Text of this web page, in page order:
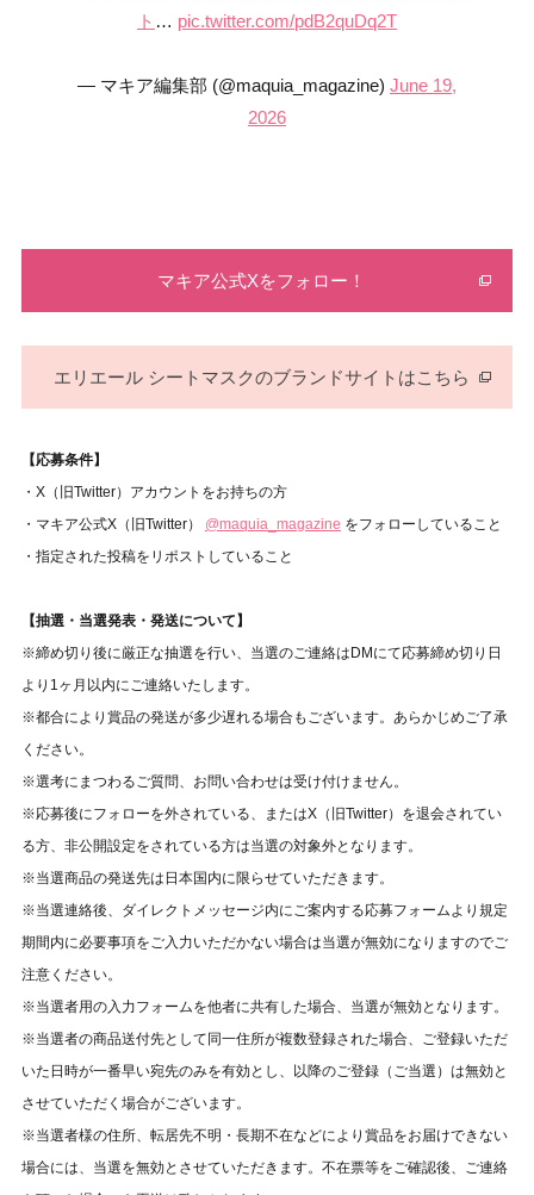
ト … pic.twitter.com/pdB2quDq2T
— マキア編集部 (@maquia_magazine) June 19,
2026
マキア公式Xをフォロー！
エリエール シートマスクのブランドサイトはこちら
【応募条件】
・X（旧Twitter）アカウントをお持ちの方
・マキア公式X（旧Twitter） @maquia_magazine をフォローしていること
・指定された投稿をリポストしていること
【抽選・当選発表・発送について】
※締め切り後に厳正な抽選を行い、当選のご連絡はDMにて応募締め切り日
より1ヶ月以内にご連絡いたします。
※都合により賞品の発送が多少遅れる場合もございます。あらかじめご了承
ください。
※選考にまつわるご質問、お問い合わせは受け付けません。⁠
※応募後にフォローを外されている、またはX（旧Twitter）を退会されてい
る方、非公開設定をされている方は当選の対象外となります。
※当選商品の発送先は日本国内に限らせていただきます。
※当選連絡後、ダイレクトメッセージ内にご案内する応募フォームより規定
期間内に必要事項をご入力いただかない場合は当選が無効になりますのでご
注意ください。
※当選者用の入力フォームを他者に共有した場合、当選が無効となります。
※当選者の商品送付先として同一住所が複数登録された場合、ご登録いただ
いた日時が一番早い宛先のみを有効とし、以降のご登録（ご当選）は無効と
させていただく場合がございます。
※当選者様の住所、転居先不明・長期不在などにより賞品をお届けできない
場合には、当選を無効とさせていただきます。不在票等をご確認後、ご連絡